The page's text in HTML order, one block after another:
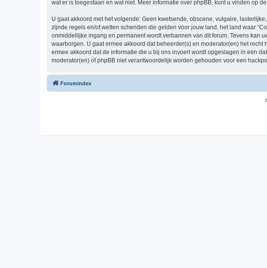
wat er is toegestaan en wat niet. Meer informatie over phpBB, kunt u vinden op
U gaat akkoord met het volgende: Geen kwetsende, obscene, vulgaire,
zijnde regels en/of wetten schenden die gelden voor jouw land, het land waar
onmiddellijke ingang en permanent wordt verbannen van dit forum. Tevens kan
waarborgen. U gaat ermee akkoord dat beheerder(s) en moderator(en) het
ermee akkoord dat de informatie die u bij ons invoert wordt opgeslagen in een
moderator(en) of phpBB niet verantwoordelijk worden gehouden voor een
Forumindex